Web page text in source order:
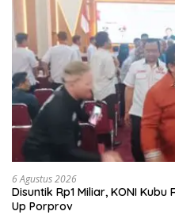
6 Agustus 2026
Disuntik Rp1 Miliar, KONI
Up Porprov